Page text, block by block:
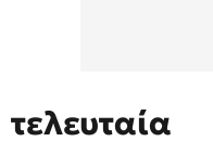
τελευταία